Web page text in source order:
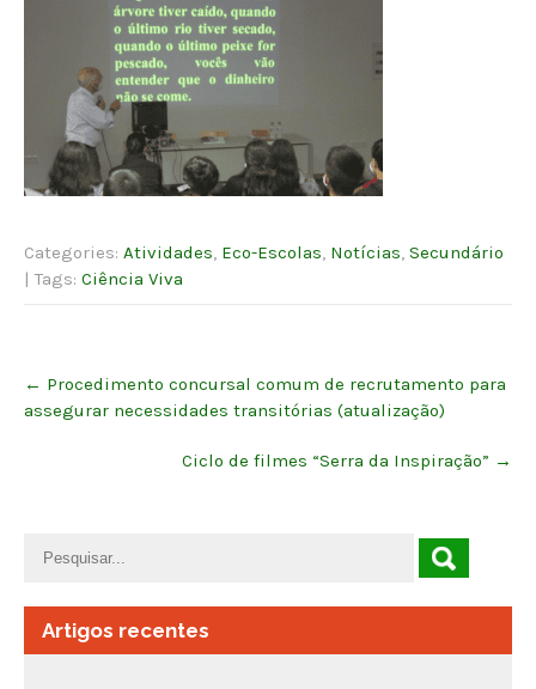
Categories: Atividades, Eco-Escolas, Notícias, Secundário
| Tags: Ciência Viva
navigation
← Procedimento concursal comum de recrutamento para
assegurar necessidades transitórias (atualização)
Ciclo de filmes “Serra da Inspiração” →
Artigos recentes